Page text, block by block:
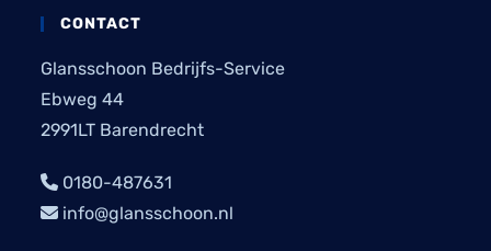
CONTACT
Glansschoon Bedrijfs-Service
Ebweg 44
2991LT Barendrecht
0180-487631
info@glansschoon.nl